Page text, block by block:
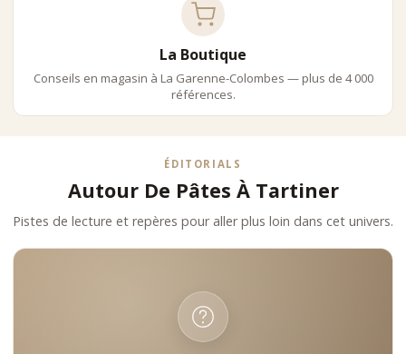
La Boutique
Conseils en magasin à La Garenne-Colombes — plus de 4 000
références.
ÉDITORIALS
Autour De Pâtes À Tartiner
Pistes de lecture et repères pour aller plus loin dans cet univers.